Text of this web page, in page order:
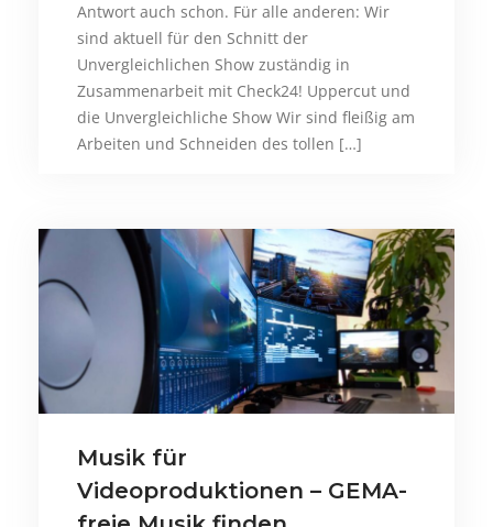
Antwort auch schon. Für alle anderen: Wir
sind aktuell für den Schnitt der
Unvergleichlichen Show zuständig in
Zusammenarbeit mit Check24! Uppercut und
die Unvergleichliche Show Wir sind fleißig am
Arbeiten und Schneiden des tollen […]
Musik für
Videoproduktionen – GEMA-